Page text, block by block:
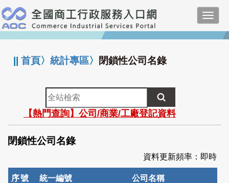
跳
到
主
要
:::
||首頁〉統計專區〉 閉鎖性公司名錄
全
站
檢
索
【熱門查詢】公司/商業/工廠登記資料
閉鎖性公司名錄
資料更新頻率：即時
序號 統一編號 公司名稱